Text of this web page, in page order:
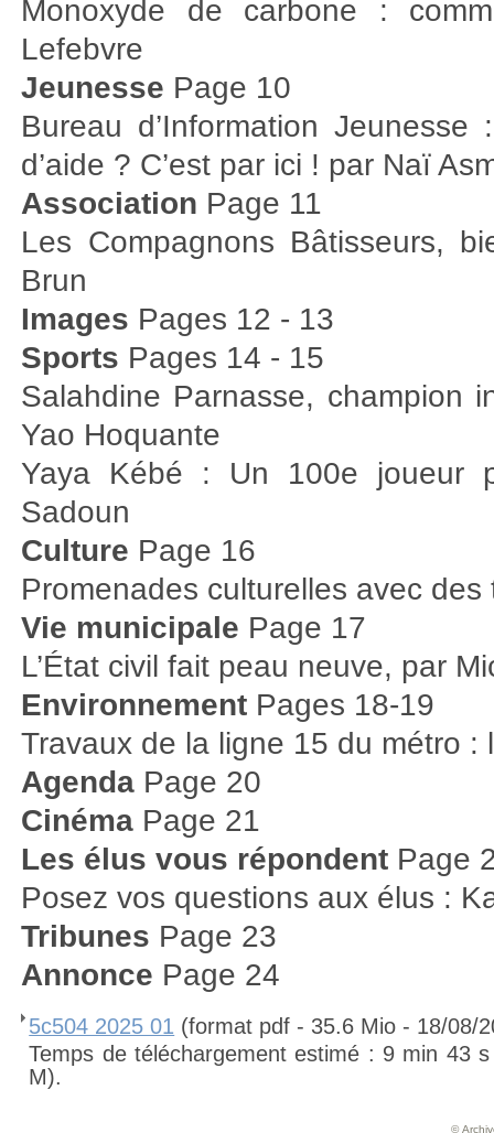
Monoxyde de carbone :
Lefebvre
Jeunesse Page 10
Bureau d’Information
d’aide ? C’est par ici ! par Naï
Association Page 11
Les Compagnons Bâtisseurs,
Brun
Images Pages 12 - 13
Sports Pages 14 - 15
Salahdine Parnasse, champion
Yao Hoquante
Yaya Kébé : Un 100e joueur
Sadoun
Culture Page 16
Promenades culturelles avec
Vie municipale Page 17
L’État civil fait peau neuve, par
Environnement Pages 18-19
Travaux de la ligne 15 du métro
Agenda Page 20
Cinéma Page 21
Les élus vous répondent Page
Posez vos questions aux élus :
Tribunes Page 23
Annonce Page 24
5c504 2025 01 (format pdf - 35.6 Mio - 18/08/
Temps de téléchargement estimé : 9 min
M).
©